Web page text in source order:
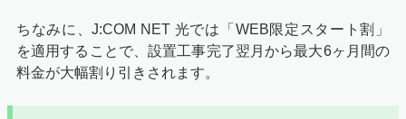
ちなみに、J:COM NET 光では「WEB限定スタート割」
を適用することで、設置工事完了翌月から最大6ヶ月間の
料金が大幅割り引きされます。